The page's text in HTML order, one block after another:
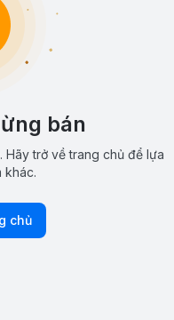
bán
Hãy trở về trang chủ để lựa
khác.
chủ